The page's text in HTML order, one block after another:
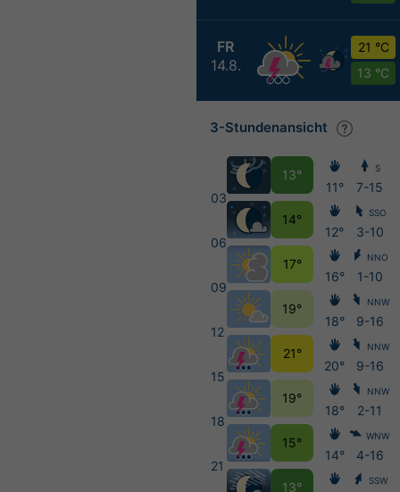
FR
14.8.
21 °C
13 °C
3-Stundenansicht
03
06
09
12
15
18
21
13°
14°
17°
19°
21°
19°
15°
13°
11°
12°
16°
18°
20°
18°
14°
S
7-15
SSO
3-10
NNO
1-10
NNW
9-16
NNW
9-16
NNW
2-11
WNW
4-16
SSW